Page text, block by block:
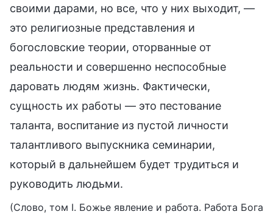
своими дарами, но все, что у них выходит, —
это религиозные представления и
богословские теории, оторванные от
реальности и совершенно неспособные
даровать людям жизнь. Фактически,
сущность их работы — это пестование
таланта, воспитание из пустой личности
талантливого выпускника семинарии,
который в дальнейшем будет трудиться и
руководить людьми.
(Слово, том I. Божье явление и работа. Работа Бога